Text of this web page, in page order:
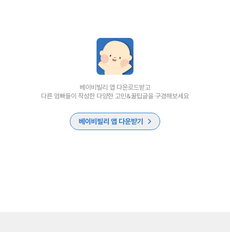
베이비빌리 앱 다운로드받고
다른 엄빠들이 작성한 다양한 고민&꿀팁글을 구경해보세요
베이비빌리 앱 다운받기